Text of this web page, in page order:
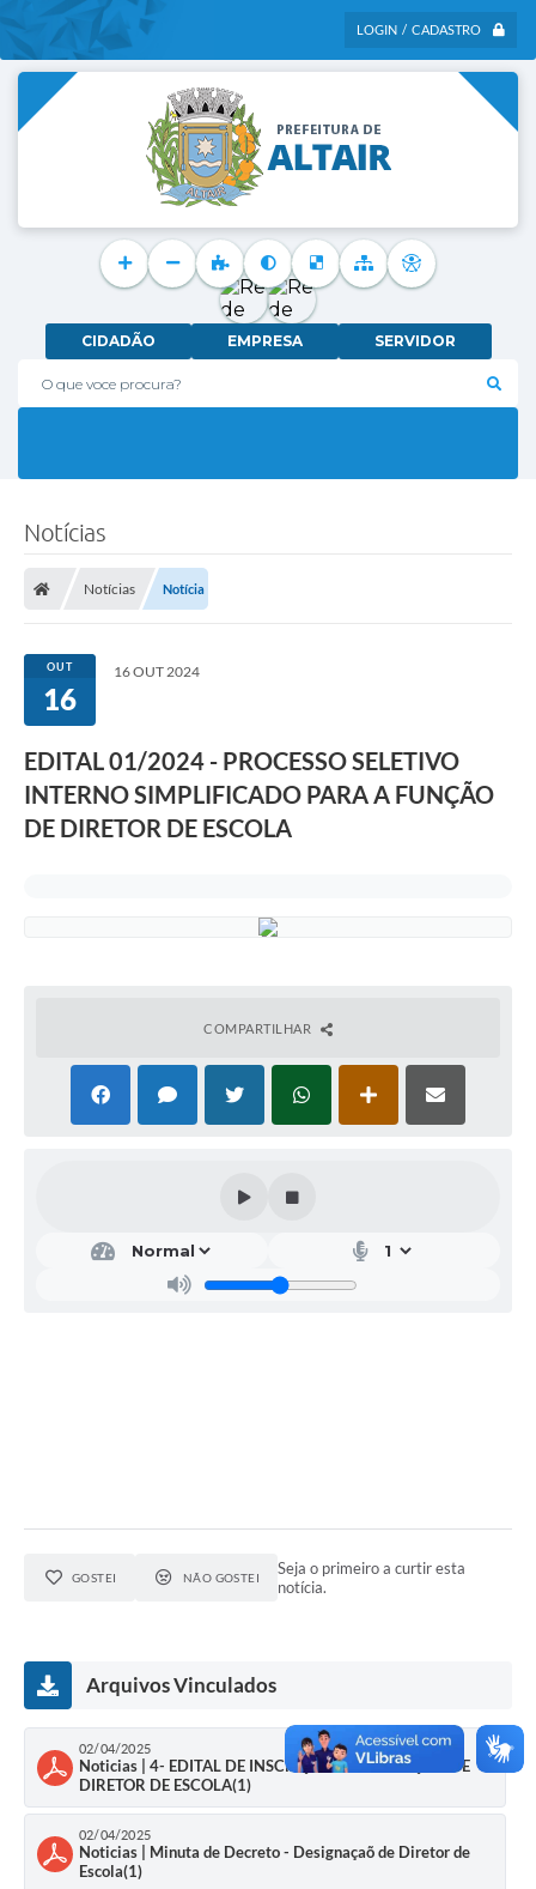
LOGIN / CADASTRO
O que voce procura?
CIDADÃO EMPRESA SERVIDOR
Notícias
Notícias Notícia
OUT
16
16 OUT 2024
EDITAL 01/2024 - PROCESSO SELETIVO
INTERNO SIMPLIFICADO PARA A FUNÇÃO
DE DIRETOR DE ESCOLA
COMPARTILHAR
GOSTEI NÃO GOSTEI
Seja o primeiro a curtir esta
notícia.
Arquivos Vinculados
02/04/2025
Noticias | 4- EDITAL DE INSCRIÇÃO PARA FUNÇÃO DE
DIRETOR DE ESCOLA(1)
02/04/2025
Noticias | Minuta de Decreto - Designaçaõ de Diretor de
Escola(1)